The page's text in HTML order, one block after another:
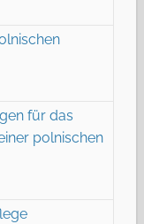
für das
polnischen